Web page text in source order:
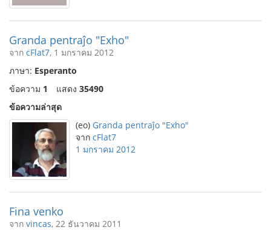
Granda pentraĵo "Exho"
จาก cFlat7, 1 มกราคม 2012
ภาษา: Esperanto
ข้อความ 1 แสดง 35490
ข้อความล่าสุด
(eo) Granda pentraĵo "Exho"
จาก cFlat7
1 มกราคม 2012
Fina venko
จาก vincas, 22 ธันวาคม 2011